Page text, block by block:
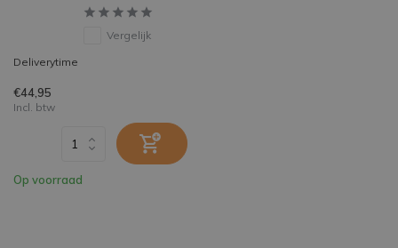
Vergelijk
Deliverytime
€44,95
Incl. btw
Op voorraad